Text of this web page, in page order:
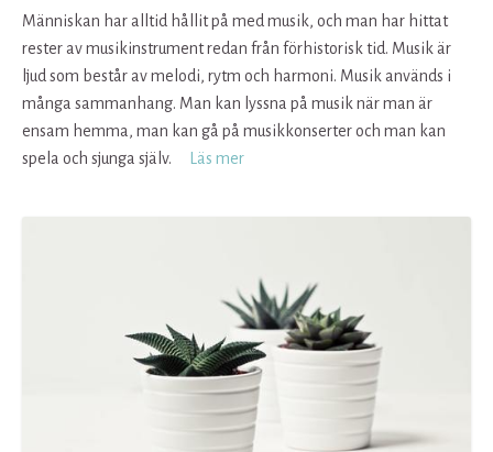
Människan har alltid hållit på med musik, och man har hittat
rester av musikinstrument redan från förhistorisk tid. Musik är
ljud som består av melodi, rytm och harmoni. Musik används i
många sammanhang. Man kan lyssna på musik när man är
ensam hemma, man kan gå på musikkonserter och man kan
spela och sjunga själv.
Läs mer